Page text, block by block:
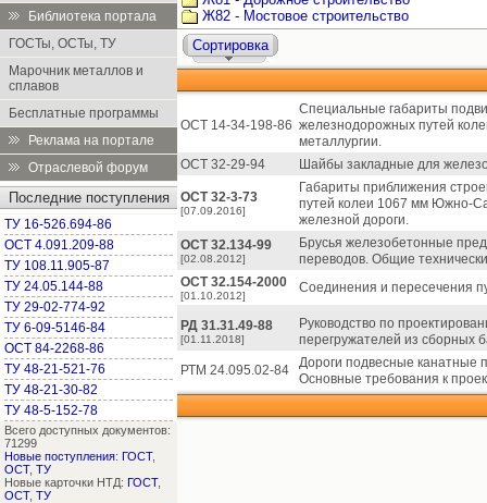
Библиотека портала
ГОСТы, ОСТы, ТУ
Марочник металлов и
сплавов
Бесплатные программы
Реклама на портале
Отраслевой форум
Последние поступления
ТУ 16-526.694-86
ОСТ 4.091.209-88
ТУ 108.11.905-87
ТУ 24.05.144-88
ТУ 29-02-774-92
ТУ 6-09-5146-84
ОСТ 84-2268-86
ТУ 48-21-521-76
ТУ 48-21-30-82
ТУ 48-5-152-78
Всего доступных документов:
71299
Новые поступления: ГОСТ,
ОСТ, ТУ
Новые карточки НТД: ГОСТ,
ОСТ, ТУ
Ж82 - Мостовое строительство
Сортировка
ОСТ 14-34-198-86
Специальные габариты
железнодорожных путей
металлургии.
ОСТ 32-29-94
Шайбы закладные для
ОСТ 32-3-73
[07.09.2016]
Габариты приближения
путей колеи 1067 мм Южно-
железной дороги.
ОСТ 32.134-99
[02.08.2012]
Брусья железобетонные
переводов. Общие
ОСТ 32.154-2000
[01.10.2012]
Соединения и пересечения
РД 31.31.49-88
[01.11.2018]
Руководство по
перегружателей из сборных
РТМ 24.095.02-84
Дороги подвесные канатные
Основные требования к